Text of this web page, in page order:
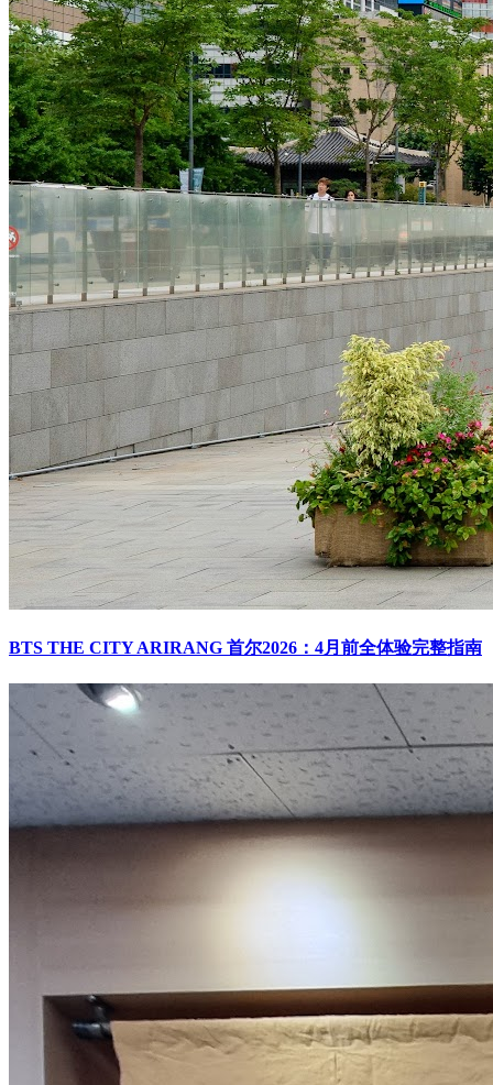
BTS THE CITY ARIRANG 首尔2026：4月前全体验完整指南